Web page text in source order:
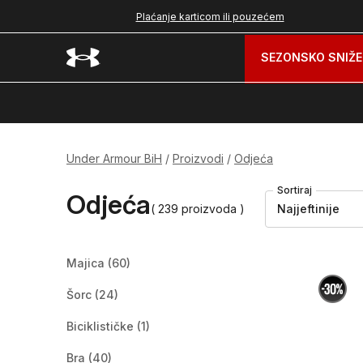
Plaćanje karticom ili pouzećem
SEZONSKO
Under Armour BiH Proizvodi Odjeća
Odjeća( 239 proizvoda )
Sortiraj
Najjeftinije
Majica (60)
Šorc (24)
Biciklističke (1)
Bra (40)